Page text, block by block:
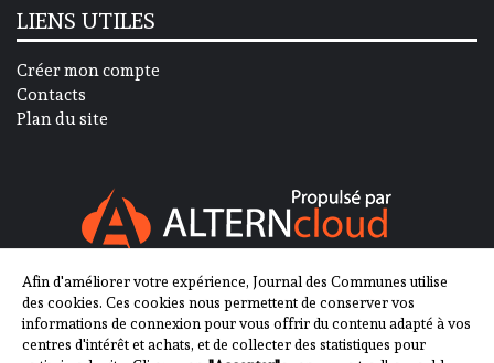
LIENS UTILES
Créer mon compte
Contacts
Plan du site
SUIVEZ-NOUS SUR
Afin d'améliorer votre expérience, Journal des Communes utilise
des cookies. Ces cookies nous permettent de conserver vos
informations de connexion pour vous offrir du contenu adapté à vos
centres d'intérêt et achats, et de collecter des statistiques pour